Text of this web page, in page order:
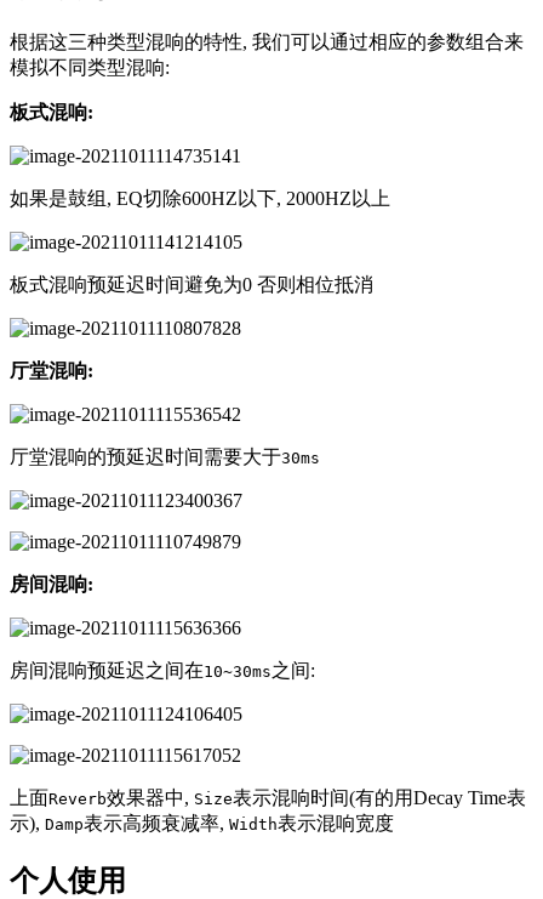
根据这三种类型混响的特性, 我们可以通过相应的参数组合来
模拟不同类型混响:
板式混响:
如果是鼓组, EQ切除600HZ以下, 2000HZ以上
板式混响预延迟时间避免为0 否则相位抵消
厅堂混响:
厅堂混响的预延迟时间需要大于30ms
房间混响:
房间混响预延迟之间在10~30ms之间:
上面Reverb效果器中, Size表示混响时间(有的用Decay Time表
示), Damp表示高频衰减率, Width表示混响宽度
个人使用